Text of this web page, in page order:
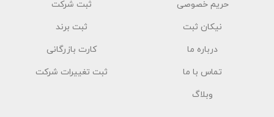
حریم خصوصی
نیکان ثبت
درباره ما
تماس با ما
وبلاگ
ثبت شرکت
ثبت برند
کارت بازرگانی
ثبت تغییرات شرکت